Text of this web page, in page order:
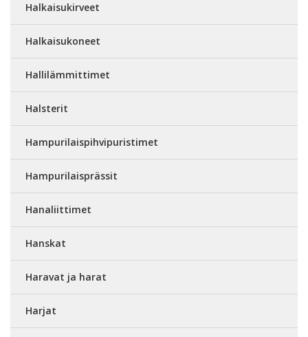
Halkaisukirveet
Halkaisukoneet
Hallilämmittimet
Halsterit
Hampurilaispihvipuristimet
Hampurilaisprässit
Hanaliittimet
Hanskat
Haravat ja harat
Harjat